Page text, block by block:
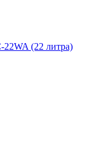
22WA (22 литра)